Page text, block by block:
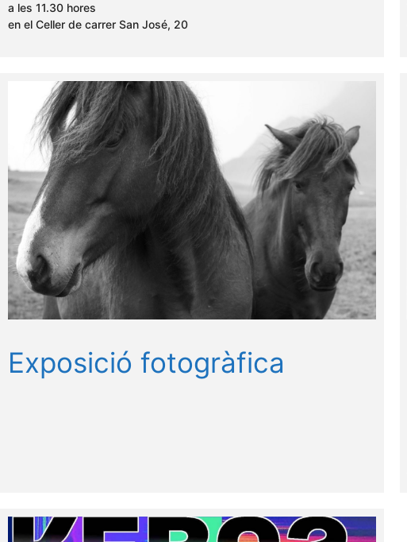
a les 11.30 hores
en el Celler de carrer San José, 20
Exposició fotogràfica